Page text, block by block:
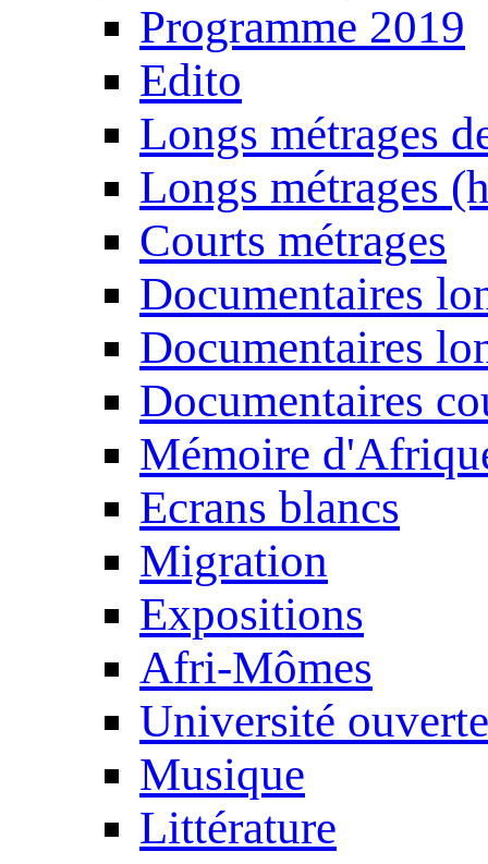
Programme 2019
Edito
Longs métrages
Longs métrages
Courts métrages
Documentaires
Documentaires
Documentaires
Mémoire
Ecrans blancs
Migration
Expositions
Afri-Mômes
Université ouverte
Musique
Littérature